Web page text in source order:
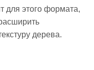
для этого формата,
дерева.